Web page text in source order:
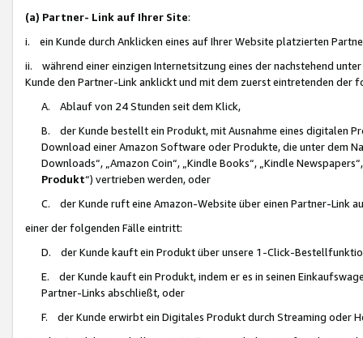
(a) Partner- Link auf Ihrer Site:
i. ein Kunde durch Anklicken eines auf Ihrer Website platzierten
ii. während einer einzigen Internetsitzung eines der nachstehend
Kunde den Partner-Link anklickt und mit dem zuerst eintretenden der
A. Ablauf von 24 Stunden seit dem Klick,
B. der Kunde bestellt ein Produkt, mit Ausnahme eines digitalen
Download einer Amazon Software oder Produkte, die unter dem
Downloads“, „Amazon Coin“, „Kindle Books“, „Kindle
Produkt“) vertrieben werden, oder
C. der Kunde ruft eine Amazon-Website über einen Partner-Link
einer der folgenden Fälle eintritt:
D. der Kunde kauft ein Produkt über unsere 1-Click-
E. der Kunde kauft ein Produkt, indem er es in seinen
Partner-Links abschließt, oder
F. der Kunde erwirbt ein Digitales Produkt durch Streaming oder